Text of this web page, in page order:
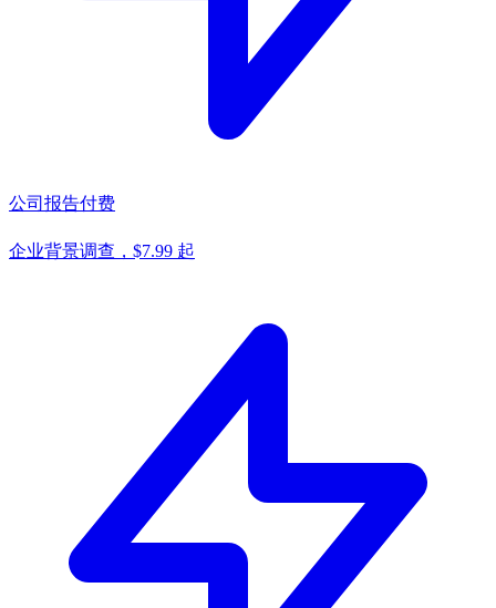
公司报告付费
企业背景调查，$7.99 起